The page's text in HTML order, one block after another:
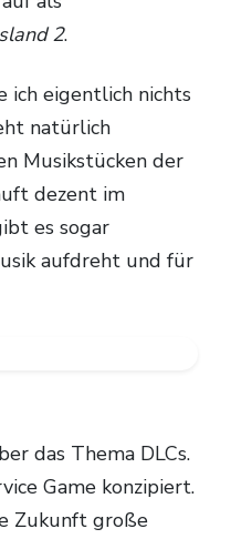
2.
natürlich
Musikstücken der
dezent im
es sogar
aufdreht und für
das Thema DLCs.
Game konzipiert.
Zukunft große